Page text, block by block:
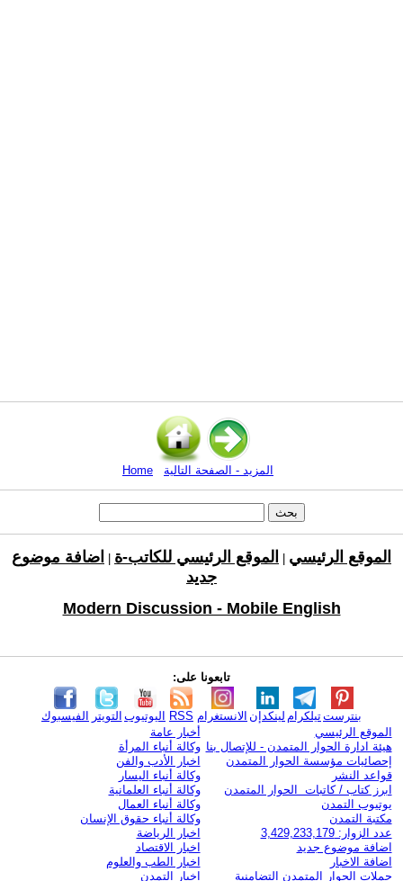
Home المزيد - الصفحة التالية
الموقع الرئيسي الموقع الرئيسي للكاتب-ة
اضافة موضوع
جديد
Modern Discussion - Mobile English
تابعونا على:
الفيسبوك التويتر اليوتيوب RSS الانستغرام لينكدإن تيلكرامبنترست
الموقع الرئيسي
هيئة ادارة الحوار المتمدن - للإتصال بنا
إحصائيات مؤسسة الحوار المتمدن
قواعد النشر
ابرز كتاب / كاتبات الحوار المتمدن
يوتيوب التمدن
مكتبة التمدن
عدد الزوار: 3,429,233,179
اضافة موضوع جديد
اضافة الاخبار
حملات الحوار المتمدن التضامنية
أخبار عامة
وكالة أنباء المرأة
اخبار الأدب والفن
وكالة أنباء اليسار
وكالة أنباء العلمانية
وكالة أنباء العمال
وكالة أنباء حقوق الإنسان
اخبار الرياضة
اخبار الاقتصاد
اخبار الطب والعلوم
اخبار التمدن